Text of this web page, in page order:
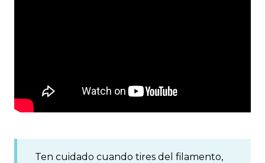
Ten cuidado cuando tires del filamento,